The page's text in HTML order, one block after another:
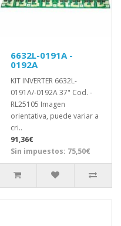
6632L-0191A -
0192A
KIT INVERTER 6632L-
0191A/-0192A 37" Cod. -
RL25105 Imagen
orientativa, puede variar a
cri..
91,36€
Sin impuestos: 75,50€